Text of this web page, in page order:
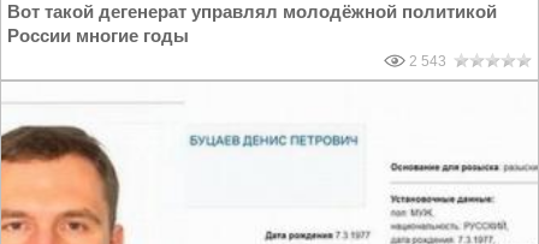
Вот такой дегенерат управлял молодёжной политикой
России многие годы
2 543